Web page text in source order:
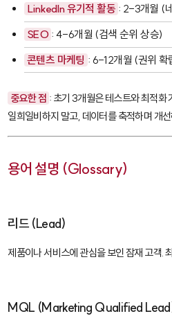
LinkedIn 유기적 활동 : 2-3개월 (
SEO : 4-6개월 (검색 순위 상승)
콘텐츠 마케팅 : 6-12개월 (권위 확
중요한 점 : 초기 3개월은 테스트와 최적화
일희일비하지 말고, 데이터를 축적하며 개
용어 설명 (Glossary)
리드 (Lead)
제품이나 서비스에 관심을 보인 잠재 고객.
MQL (Marketing Qualified